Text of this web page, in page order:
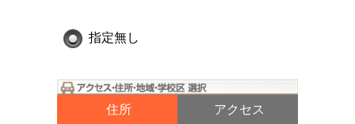
指定無し
住所 アクセス